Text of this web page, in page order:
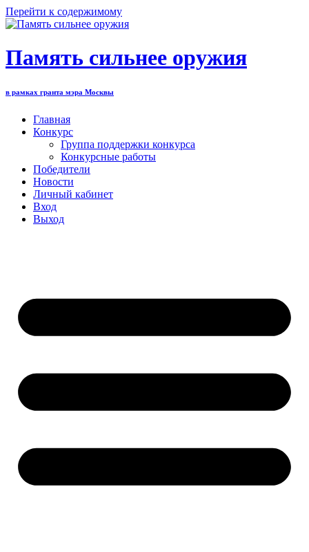
Перейти к содержимому
Память сильнее оружия
в рамках гранта мэра Москвы
Главная
Конкурс
Группа поддержки конкурса
Конкурсные работы
Победители
Новости
Личный кабинет
Вход
Выход